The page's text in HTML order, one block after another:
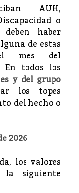
AUH,
o
haber
de estas
mes del
todos los
y del grupo
los topes
del hecho o
2026
los valores
la siguiente